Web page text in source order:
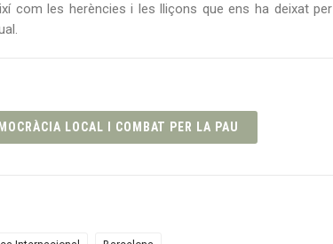
com les herències i les lliçons que ens ha deixat per
LOCAL I COMBAT PER LA PAU